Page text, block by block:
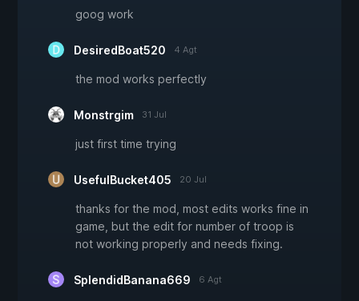
goog work
DesiredBoat520 4 Agt
the mod works perfectly
Monstrgim 31 Jul
just first time trying
UsefulBucket405 20 Jul
thanks for the mod, most edits works fine in
game, but the edit for number of troop is
not working properly and needs fixing.
SplendidBanana669 6 Agt